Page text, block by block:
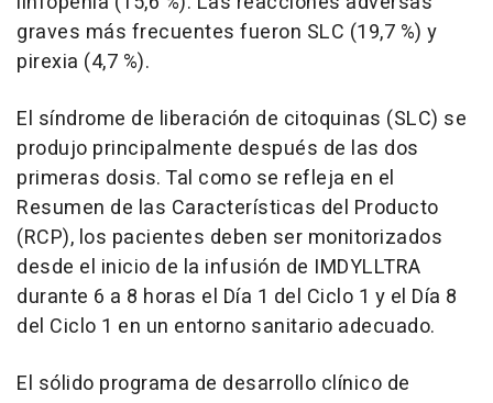
graves más frecuentes fueron SLC (19,7 %) y
pirexia (4,7 %).
El síndrome de liberación de citoquinas (SLC) se
produjo principalmente después de las dos
primeras dosis. Tal como se refleja en el
Resumen de las Características del Producto
(RCP), los pacientes deben ser monitorizados
desde el inicio de la infusión de IMDYLLTRA
durante 6 a 8 horas el Día 1 del Ciclo 1 y el Día 8
del Ciclo 1 en un entorno sanitario adecuado.
El sólido programa de desarrollo clínico de